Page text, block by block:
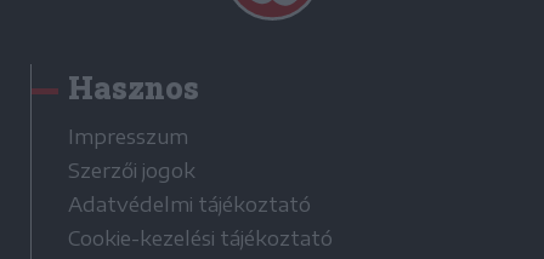
Hasznos
Impresszum
Szerzői jogok
Adatvédelmi tájékoztató
Cookie-kezelési tájékoztató